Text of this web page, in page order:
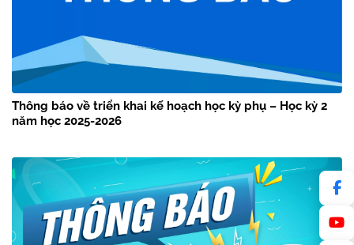
Thông báo về triển khai kế hoạch học kỳ phụ – Học kỳ 2
năm học 2025-2026